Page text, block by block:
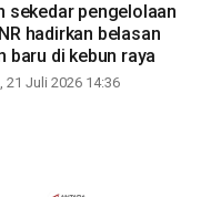
sekedar pengelolaan
hadirkan belasan
baru di kebun raya
21 Juli 2026 14:36